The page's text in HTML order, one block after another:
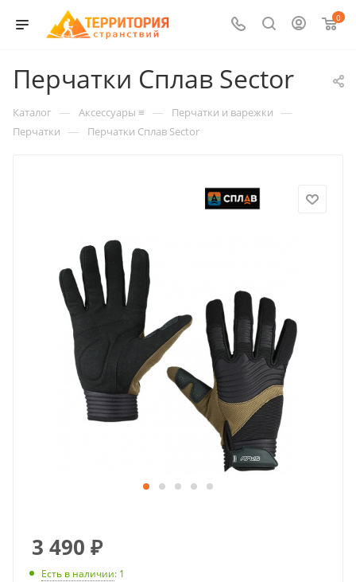
0
Перчатки Сплав Sector
Каталог — Аксессуары ≡ — Перчатки и варежки —
Перчатки — Перчатки Сплав Sector
3 490 ₽
Есть в наличии: 1